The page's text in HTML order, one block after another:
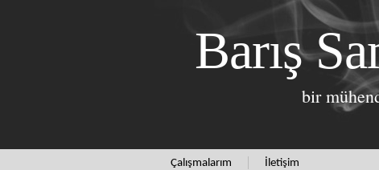
Barış
bir
Çalışmalarım İletişim